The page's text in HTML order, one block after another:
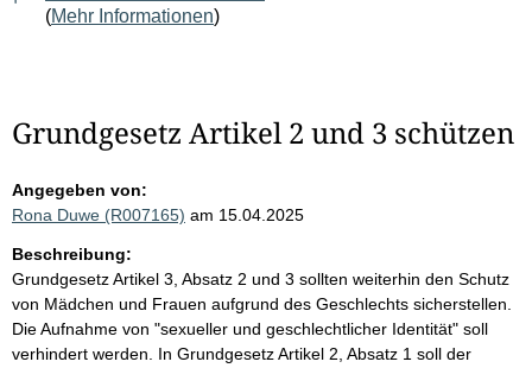
(Mehr Informationen)
Grundgesetz Artikel 2 und 3 schützen
Angegeben von:
Rona Duwe (R007165) am 15.04.2025
Beschreibung:
Grundgesetz Artikel 3, Absatz 2 und 3 sollten weiterhin den Schutz
von Mädchen und Frauen aufgrund des Geschlechts sicherstellen.
Die Aufnahme von "sexueller und geschlechtlicher Identität" soll
verhindert werden. In Grundgesetz Artikel 2, Absatz 1 soll der